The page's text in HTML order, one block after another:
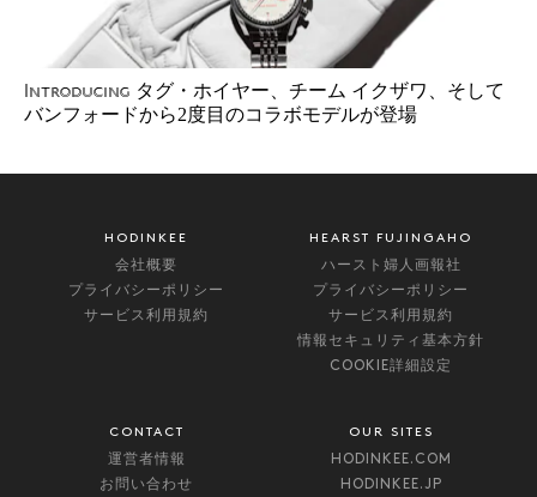
Introducing タグ・ホイヤー、チーム イクザワ、そして
バンフォードから2度目のコラボモデルが登場
HODINKEE
会社概要
プライバシーポリシー
サービス利用規約
HEARST FUJINGAHO
ハースト婦人画報社
プライバシーポリシー
サービス利用規約
情報セキュリティ基本方針
COOKIE詳細設定
CONTACT
運営者情報
お問い合わせ
OUR SITES
HODINKEE.COM
HODINKEE.JP